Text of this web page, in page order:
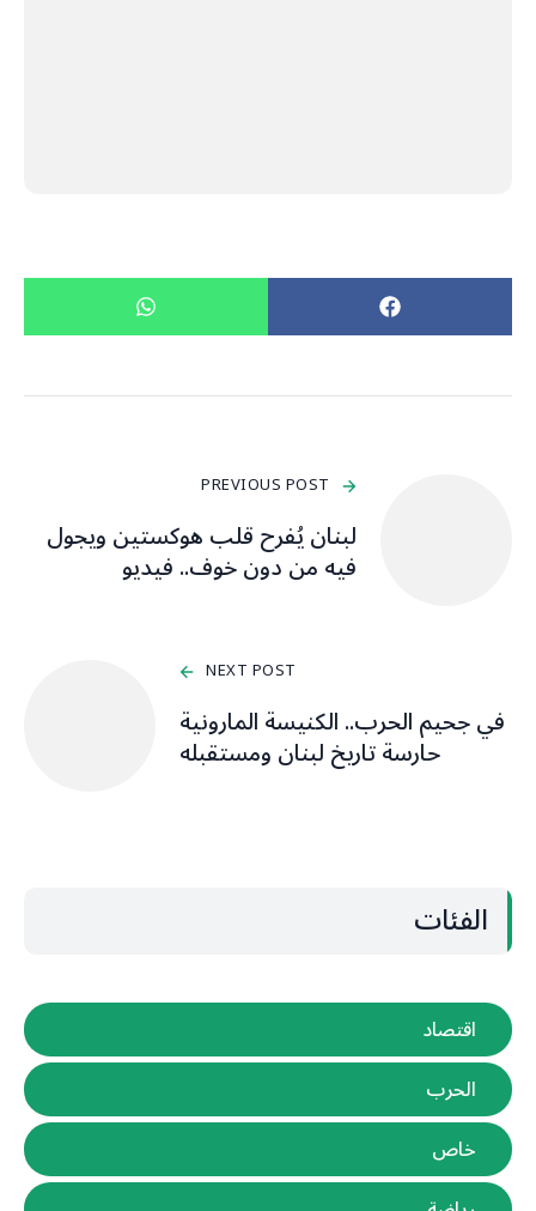
PREVIOUS POST
لبنان يُفرح قلب هوكستين ويجول
فيه من دون خوف.. فيديو
NEXT POST
في جحيم الحرب.. الكنيسة المارونية
حارسة تاريخ لبنان ومستقبله
الفئات
اقتصاد
الحرب
خاص